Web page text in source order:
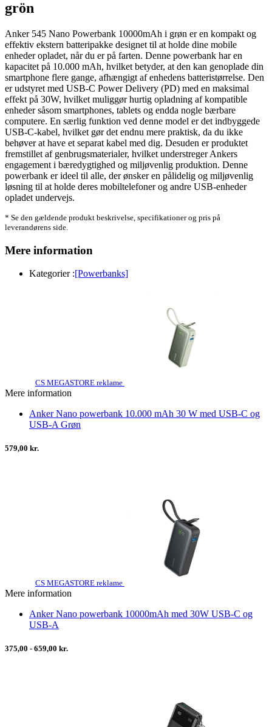
grön
Anker 545 Nano Powerbank 10000mAh i grøn er en kompakt og
effektiv ekstern batteripakke designet til at holde dine mobile
enheder opladet, når du er på farten. Denne powerbank har en
kapacitet på 10.000 mAh, hvilket betyder, at den kan genoplade din
smartphone flere gange, afhængigt af enhedens batteristørrelse. Den
er udstyret med USB-C Power Delivery (PD) med en maksimal
effekt på 30W, hvilket muliggør hurtig opladning af kompatible
enheder såsom smartphones, tablets og endda nogle bærbare
computere. En særlig funktion ved denne model er det indbyggede
USB-C-kabel, hvilket gør det endnu mere praktisk, da du ikke
behøver at have et separat kabel med dig. Desuden er produktet
fremstillet af genbrugsmaterialer, hvilket understreger Ankers
engagement i bæredygtighed og miljøvenlig produktion. Denne
powerbank er ideel til alle, der ønsker en pålidelig og miljøvenlig
løsning til at holde deres mobiltelefoner og andre USB-enheder
opladet undervejs.
* Se den gældende produkt beskrivelse, specifikationer og pris på
leverandørens side.
Mere information
Kategorier :[Powerbanks]
CS MEGASTORE reklame
Mere information
Anker Nano powerbank 10.000 mAh 30 W med USB-C og
USB-A Grøn
579,00 kr.
CS MEGASTORE reklame
Mere information
Anker Nano powerbank 10000mAh med 30W USB-C og
USB-A
375,00 - 659,00 kr.